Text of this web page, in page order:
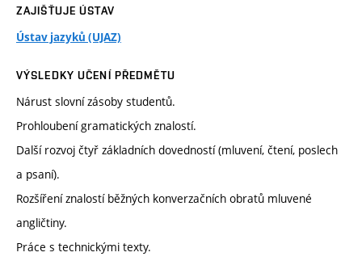
ZAJIŠŤUJE ÚSTAV
Ústav jazyků (UJAZ)
VÝSLEDKY UČENÍ PŘEDMĚTU
Nárust slovní zásoby studentů.
Prohloubení gramatických znalostí.
Další rozvoj čtyř základních dovedností (mluvení, čtení, poslech
a psaní).
Rozšíření znalostí běžných konverzačních obratů mluvené
angličtiny.
Práce s technickými texty.